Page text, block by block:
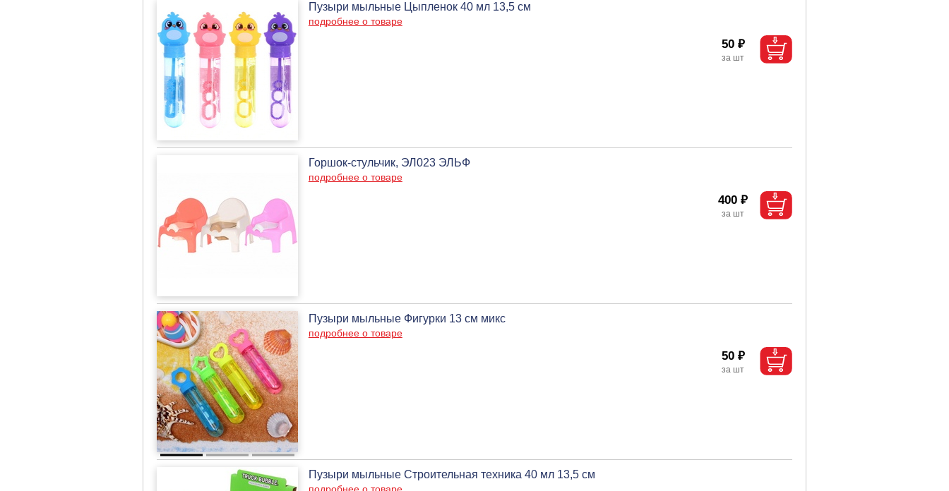
Пузыри мыльные Цыпленок 40 мл 13,5 см
подробнее о товаре
50 ₽
Горшок-стульчик, ЭЛ023 ЭЛЬФ
подробнее о товаре
400 ₽
Пузыри мыльные Фигурки 13 см микс
подробнее о товаре
50 ₽
Пузыри мыльные Строительная техника 40 мл 13,5 см